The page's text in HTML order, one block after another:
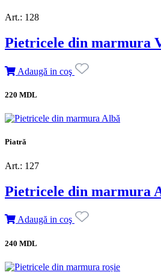
Art.: 128
Pietricele din marmura
Adaugă in coş
220 MDL
Piatră
Art.: 127
Pietricele din marmura
Adaugă in coş
240 MDL